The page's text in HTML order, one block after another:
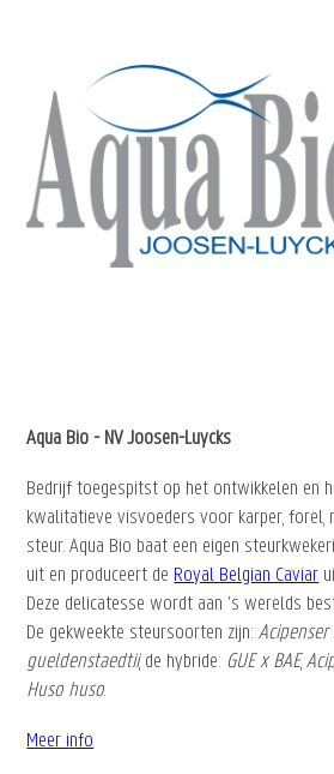
Aqua Bio - NV Joosen-Luycks
Bedrijf toegespitst op het ontwikkelen en
kwalitatieve visvoeders voor karper, forel,
steur. Aqua Bio baat een eigen
uit en produceert de Royal Belgian Caviar
Deze delicatesse wordt aan 's werelds
De gekweekte steursoorten zijn:
gueldenstaedtii, de hybride: GUE x BAE,
Huso huso.
Meer info